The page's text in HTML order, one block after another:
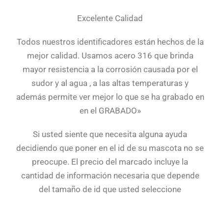
Excelente Calidad
Todos nuestros identificadores están hechos de la
mejor calidad. Usamos acero 316 que brinda
mayor resistencia a la corrosión causada por el
sudor y al agua , a las altas temperaturas y
además permite ver mejor lo que se ha grabado en
en el GRABADO»
Si usted siente que necesita alguna ayuda
decidiendo que poner en el id de su mascota no se
preocupe. El precio del marcado incluye la
cantidad de información necesaria que depende
del tamaño de id que usted seleccione